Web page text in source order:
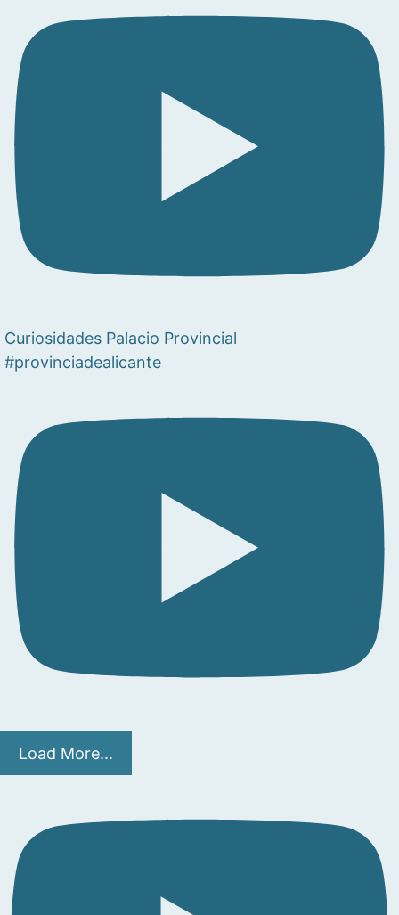
Curiosidades Palacio Provincial
#provinciadealicante
Load More...